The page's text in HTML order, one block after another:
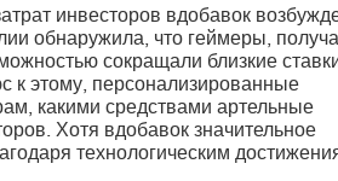
инвесторов вдобавок
обнаружила, что геймеры,
сокращали близкие
к этому, персонализированные
какими средствами артельные
Хотя вдобавок значительное
технологическим